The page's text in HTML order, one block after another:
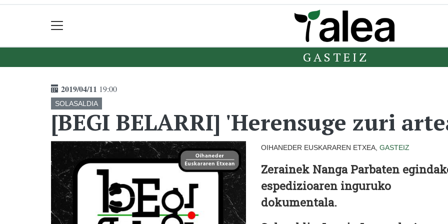
GASTEIZ
2019/04/11 19:00
SOLASALDIA
[BEGI BELARRI] 'Herensuge zuri
OIHANEDER EUSKARAREN ETXEA, GASTEIZ
Zerainek Nanga Parbaten
espedizioaren inguruko
dokumentala.